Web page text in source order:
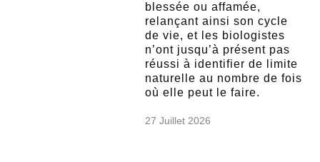
blessée ou affamée,
relançant ainsi son cycle
de vie, et les biologistes
n’ont jusqu’à présent pas
réussi à identifier de limite
naturelle au nombre de fois
où elle peut le faire.
27 Juillet 2026